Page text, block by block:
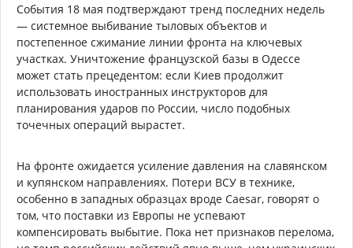
События 18 мая подтверждают тренд последних недель
— системное выбивание тыловых объектов и
постепенное сжимание линии фронта на ключевых
участках. Уничтожение французской базы в Одессе
может стать прецедентом: если Киев продолжит
использовать иностранных инструкторов для
планирования ударов по России, число подобных
точечных операций вырастет.
На фронте ожидается усиление давления на славянском
и купянском направлениях. Потери ВСУ в технике,
особенно в западных образцах вроде Caesar, говорят о
том, что поставки из Европы не успевают
компенсировать выбытие. Пока нет признаков перелома,